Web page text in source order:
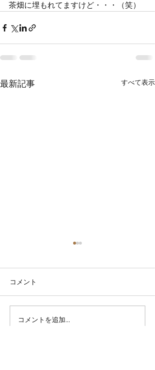
茶畑に埋もれてますけど・・・（笑）
最新記事 すべて表示
【一番茶はじまりまし
コメント
コメントを追加…